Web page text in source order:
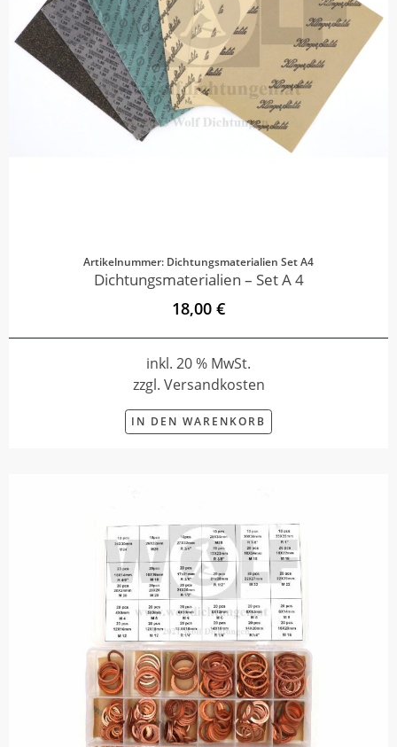
Artikelnummer: Dichtungsmaterialien Set A4
Dichtungsmaterialien – Set A 4
18,00 €
inkl. 20 % MwSt.
zzgl. Versandkosten
IN DEN WARENKORB